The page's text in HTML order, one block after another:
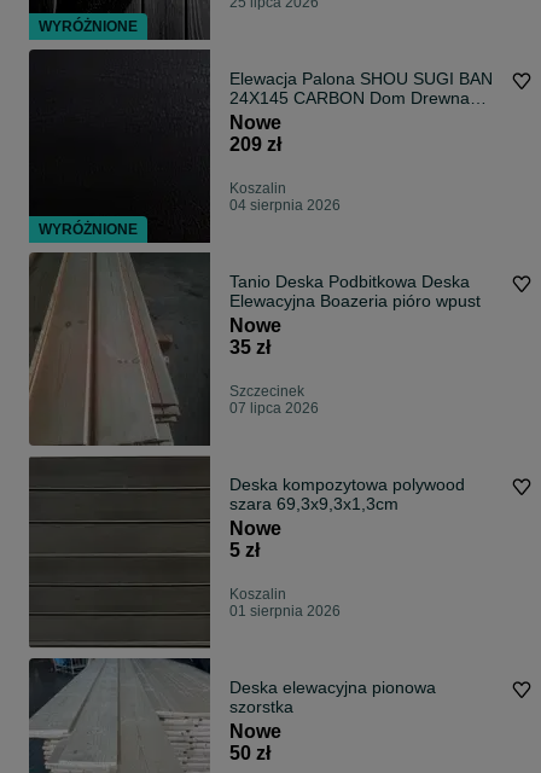
Elewacja Palona SHOU SUGI BAN
24X145 CARBON Dom Drewna
Koszalin
Nowe
209 zł
Koszalin
04 sierpnia 2026
Tanio Deska Podbitkowa Deska
Elewacyjna Boazeria pióro wpust
Nowe
35 zł
Szczecinek
07 lipca 2026
Deska kompozytowa polywood
szara 69,3x9,3x1,3cm
Nowe
5 zł
Koszalin
01 sierpnia 2026
Deska elewacyjna pionowa
szorstka
Nowe
50 zł
WYRÓŻNIONE
WYRÓŻNIONE